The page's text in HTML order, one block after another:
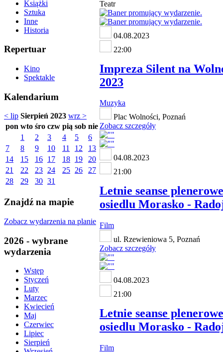
Książki
Sztuka
Inne
Historia
Repertuar
Kino
Spektakle
Kalendarium
< lip Sierpień 2023 wrz >
pon wto śro czw pią sob nie
1
2 3 4 5
6
7
8 9 10 11 12
13
14
15 16 17 18 19
20
21
22 23 24 25 26
27
28
29 30 31
Znajdź na mapie
Zobacz wydarzenia na planie
2026 - wybrane
wydarzenia
Wstęp
Styczeń
Luty
Marzec
Kwiecień
Maj
Czerwiec
Lipiec
Sierpień
Teatr
04.08.2023
22:00
Impreza Silent na
2023
Muzyka
Plac Wolności, Poznań
Zobacz szczegóły
04.08.2023
21:00
Letnie seanse
osiedlu Morasko -
Film
ul. Rzewieniowa 5, Poznań
Zobacz szczegóły
04.08.2023
21:00
Letnie seanse
osiedlu Morasko -
Film